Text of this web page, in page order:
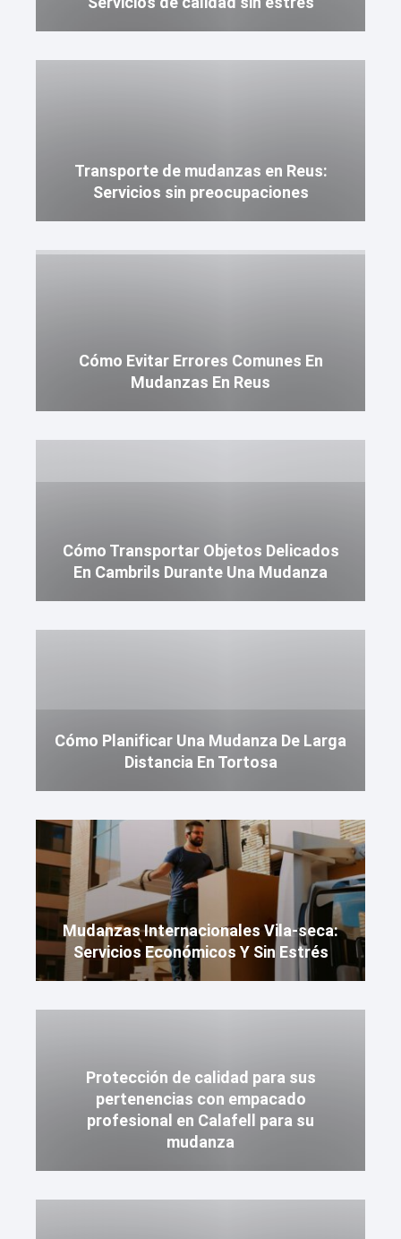
Transporte de mudanzas en Reus:
Servicios sin preocupaciones
Cómo Evitar Errores Comunes En
Mudanzas En Reus
Cómo Transportar Objetos Delicados
En Cambrils Durante Una Mudanza
Cómo Planificar Una Mudanza De Larga
Distancia En Tortosa
Mudanzas Internacionales Vila-seca:
Servicios Económicos Y Sin Estrés
Protección de calidad para sus
pertenencias con empacado
profesional en Calafell para su
mudanza